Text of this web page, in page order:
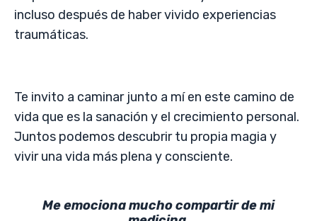
incluso después de haber vivido experiencias
traumáticas.
Te invito a caminar junto a mí en este camino de
vida que es la sanación y el crecimiento personal.
Juntos podemos descubrir tu propia magia y
vivir una vida más plena y consciente.
Me emociona mucho compartir de mi